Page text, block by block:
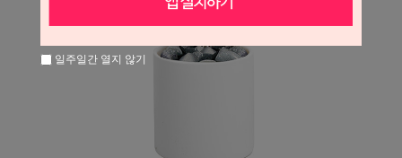
일주일간 열지 않기